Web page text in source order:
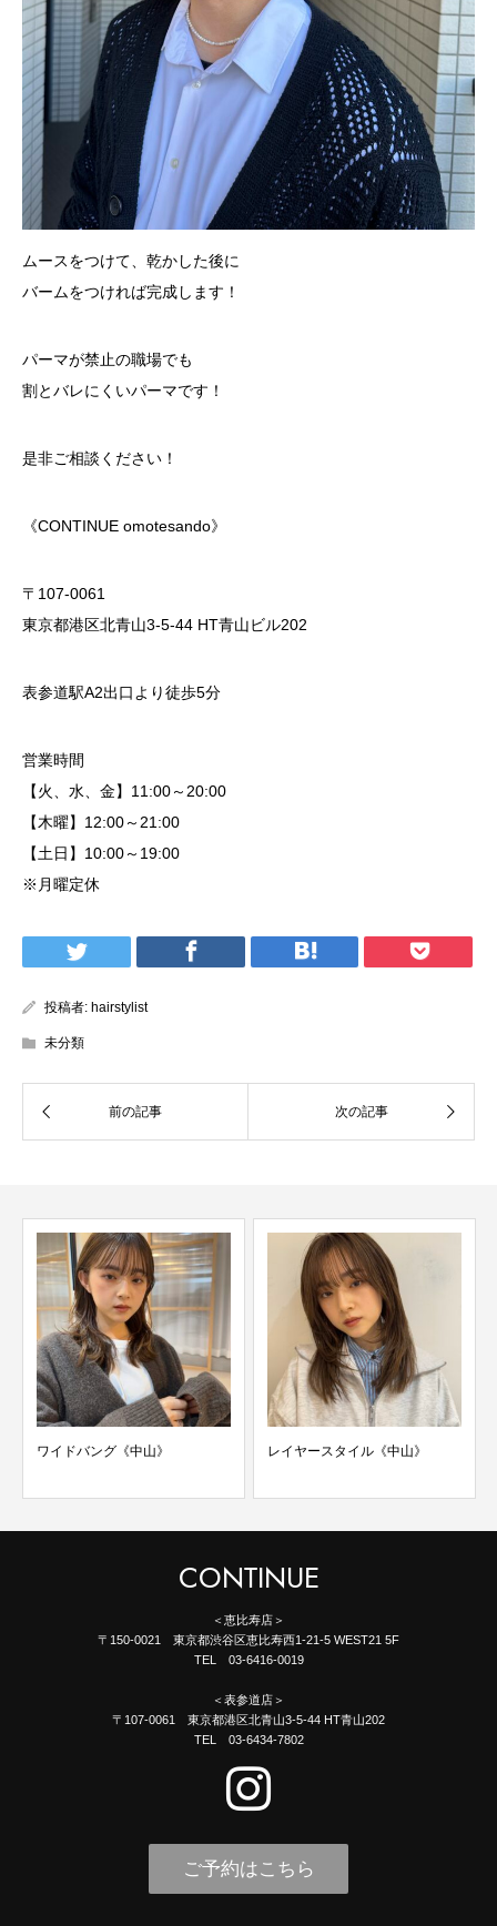
ムースをつけて、乾かした後に
バームをつければ完成します！
パーマが禁止の職場でも
割とバレにくいパーマです！
是非ご相談ください！
《CONTINUE omotesando》
〒107-0061
東京都港区北青山3-5-44 HT青山ビル202
表参道駅A2出口より徒歩5分
営業時間
【火、水、金】11:00～20:00
【木曜】12:00～21:00
【土日】10:00～19:00
※月曜定休
投稿者: hairstylist
未分類
ワイドバング《中山》 レイヤースタイル《中山》
CONTINUE
＜恵比寿店＞
〒150-0021 東京都渋谷区恵比寿西1-21-5 WEST21 5F
TEL 03-6416-0019
＜表参道店＞
〒107-0061 東京都港区北青山3-5-44 HT青山202
TEL 03-6434-7802
ご予約はこちら